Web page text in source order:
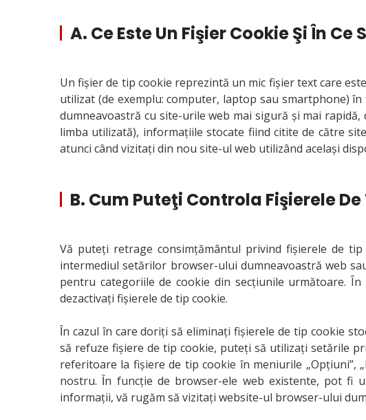
A. Ce Este Un Fişier Cookie Şi În Ce
Un fișier de tip cookie reprezintă un mic fișier text care
utilizat (de exemplu: computer, laptop sau smartphone)
dumneavoastră cu site-urile web mai sigură și mai
limba utilizată), informațiile stocate fiind citite de către
atunci când vizitați din nou site-ul web utilizând același
B. Cum Puteţi Controla Fişierele
Vă puteți retrage consimțământul privind fișierele de
intermediul setărilor browser-ului dumneavoastră web
pentru categoriile de cookie din secţiunile următoare.
dezactivaţi fişierele de tip cookie.
Ȋn cazul în care doriți să eliminați fișierele de tip cookie
să refuze fișiere de tip cookie, puteți să utilizați setările
referitoare la fișiere de tip cookie în meniurile „Opțiuni”,
nostru. Ȋn funcție de browser-ele web existente, pot fi
informații, vă rugăm să vizitați website-ul browser-ului